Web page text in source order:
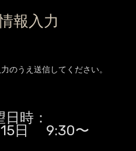
報入力
のうえ送信してください。
時：
15日 9:30〜